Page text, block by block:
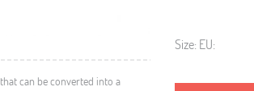
that can be converted into a
Size: EU: